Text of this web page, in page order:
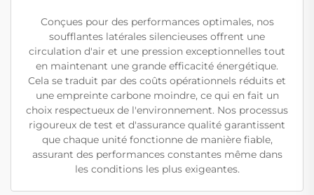
Conçues pour des performances optimales, nos
soufflantes latérales silencieuses offrent une
circulation d'air et une pression exceptionnelles tout
en maintenant une grande efficacité énergétique.
Cela se traduit par des coûts opérationnels réduits et
une empreinte carbone moindre, ce qui en fait un
choix respectueux de l'environnement. Nos processus
rigoureux de test et d'assurance qualité garantissent
que chaque unité fonctionne de manière fiable,
assurant des performances constantes même dans
les conditions les plus exigeantes.